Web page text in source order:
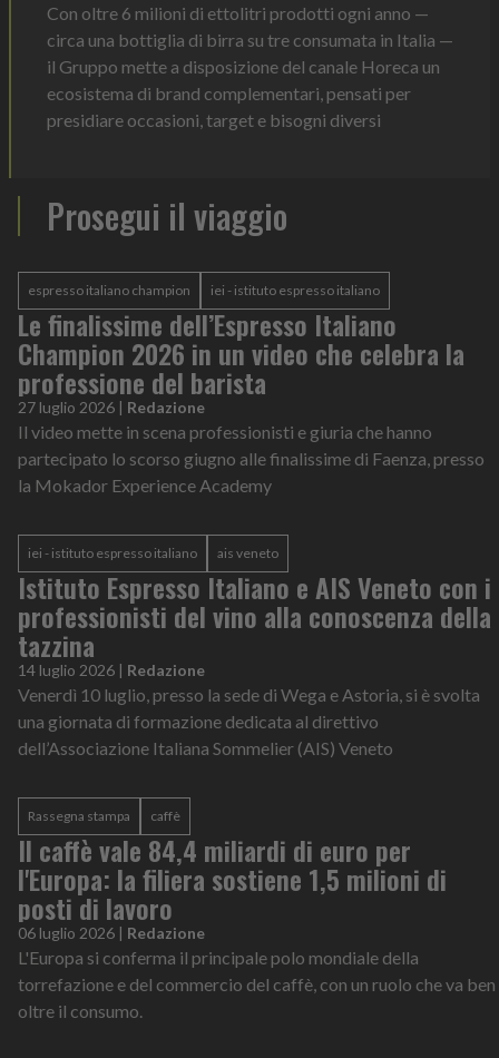
Con oltre 6 milioni di ettolitri prodotti ogni anno —
circa una bottiglia di birra su tre consumata in Italia —
il Gruppo mette a disposizione del canale Horeca un
ecosistema di brand complementari, pensati per
presidiare occasioni, target e bisogni diversi
Prosegui il viaggio
espresso italiano champion iei - istituto espresso italiano
Le finalissime dell’Espresso Italiano
Champion 2026 in un video che celebra la
professione del barista
27 luglio 2026 | Redazione
Il video mette in scena professionisti e giuria che hanno
partecipato lo scorso giugno alle finalissime di Faenza, presso
la Mokador Experience Academy
iei - istituto espresso italiano ais veneto
Istituto Espresso Italiano e AIS Veneto con i
professionisti del vino alla conoscenza della
tazzina
14 luglio 2026 | Redazione
Venerdì 10 luglio, presso la sede di Wega e Astoria, si è svolta
una giornata di formazione dedicata al direttivo
dell’Associazione Italiana Sommelier (AIS) Veneto
Rassegna stampa caffè
Il caffè vale 84,4 miliardi di euro per
l'Europa: la filiera sostiene 1,5 milioni di
posti di lavoro
06 luglio 2026 | Redazione
L'Europa si conferma il principale polo mondiale della
torrefazione e del commercio del caffè, con un ruolo che va ben
oltre il consumo.